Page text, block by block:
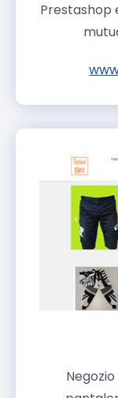
Prestashop